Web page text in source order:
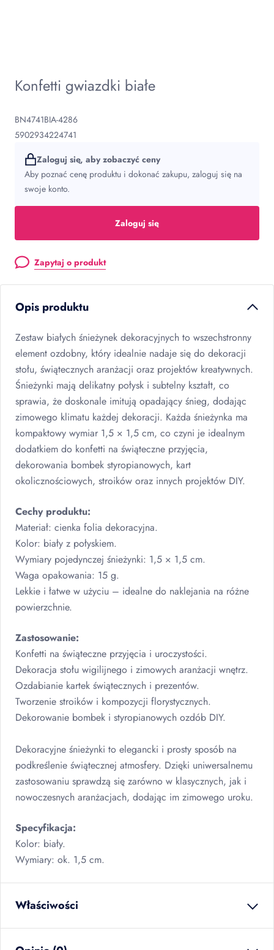
Konfetti gwiazdki białe
BN4741BIA-4286
5902934224741
Zaloguj się, aby zobaczyć ceny
Aby poznać cenę produktu i dokonać zakupu, zaloguj się na
swoje konto.
Zaloguj się
Zapytaj o produkt
Opis produktu
Zestaw białych śnieżynek dekoracyjnych to wszechstronny
element ozdobny, który idealnie nadaje się do dekoracji
stołu, świątecznych aranżacji oraz projektów kreatywnych.
Śnieżynki mają delikatny połysk i subtelny kształt, co
sprawia, że doskonale imitują opadający śnieg, dodając
zimowego klimatu każdej dekoracji. Każda śnieżynka ma
kompaktowy wymiar 1,5 × 1,5 cm, co czyni je idealnym
dodatkiem do konfetti na świąteczne przyjęcia,
dekorowania bombek styropianowych, kart
okolicznościowych, stroików oraz innych projektów DIY.
Cechy produktu:
Materiał: cienka folia dekoracyjna.
Kolor: biały z połyskiem.
Wymiary pojedynczej śnieżynki: 1,5 × 1,5 cm.
Waga opakowania: 15 g.
Lekkie i łatwe w użyciu – idealne do naklejania na różne
powierzchnie.
Zastosowanie:
Konfetti na świąteczne przyjęcia i uroczystości.
Dekoracja stołu wigilijnego i zimowych aranżacji wnętrz.
Ozdabianie kartek świątecznych i prezentów.
Tworzenie stroików i kompozycji florystycznych.
Dekorowanie bombek i styropianowych ozdób DIY.
Dekoracyjne śnieżynki to elegancki i prosty sposób na
podkreślenie świątecznej atmosfery. Dzięki uniwersalnemu
zastosowaniu sprawdzą się zarówno w klasycznych, jak i
nowoczesnych aranżacjach, dodając im zimowego uroku.
Specyfikacja:
Kolor: biały.
Wymiary: ok. 1,5 cm.
Właściwości